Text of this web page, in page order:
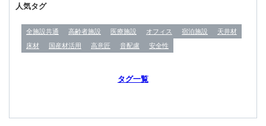
人気タグ
全施設共通 高齢者施設 医療施設 オフィス 宿泊施設
天井材
床材
国産材活用 高意匠 音配慮 安全性
タグ一覧